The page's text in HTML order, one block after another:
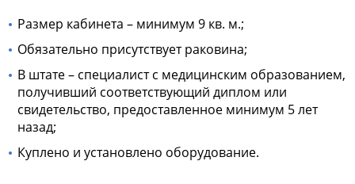
Размер кабинета – минимум 9 кв. м.;
Обязательно присутствует раковина;
В штате – специалист с медицинским образованием,
получивший соответствующий диплом или
свидетельство, предоставленное минимум 5 лет
назад;
Куплено и установлено оборудование.